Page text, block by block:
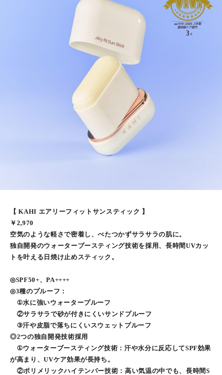
【 KAHI エアリーフィットサンスティック 】
￥2,970
空気のような軽さで密着し、べたつかずサラサラの肌に。
独自開発のウォーターブースティング技術を採用、長時間UVカッ
トを叶える日焼け止めスティック。
◎SPF50+、PA++++
◎3種のプルーフ：
①水に強いウォータープルーフ
②サラサラで砂が付きにくいサンドプルーフ
③汗や皮脂で落ちにくいスウェットプルーフ
◎2つの独自開発技術採用
①ウォーターブースティング技術：汗や水分に反応してSPF効果
が高まり、UVケア効果が長持ち。
②ポリメリックハイテンパー技術：高い気温の中でも、長時間S